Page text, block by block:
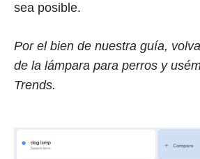
sea posible.
Por el bien de nuestra guía,
de la lámpara para perros y
Trends.